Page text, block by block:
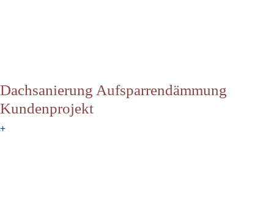
Dachsanierung Aufsparrendämmung
Kundenprojekt
+